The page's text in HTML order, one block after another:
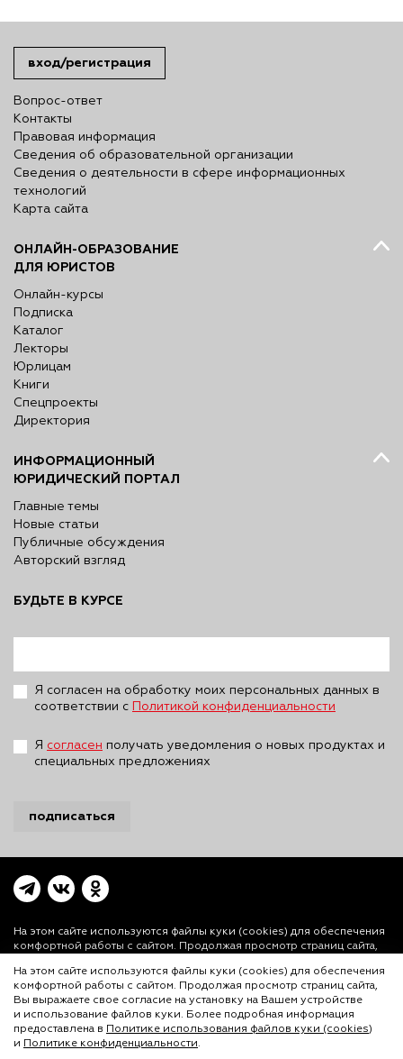
вход/регистрация
Вопрос-ответ
Контакты
Правовая информация
Сведения об образовательной организации
Сведения о деятельности в сфере информационных
технологий
Карта сайта
ОНЛАЙН-ОБРАЗОВАНИЕ
ДЛЯ ЮРИСТОВ
Онлайн-курсы
Подписка
Каталог
Лекторы
Юрлицам
Книги
Спецпроекты
Директория
ИНФОРМАЦИОННЫЙ
ЮРИДИЧЕСКИЙ ПОРТАЛ
Главные темы
Новые статьи
Публичные обсуждения
Авторский взгляд
БУДЬТЕ В КУРСЕ
Я согласен на обработку моих персональных данных в
соответствии с
Политикой конфиденциальности
Я согласен получать уведомления о новых продуктах и
специальных предложениях
подписаться
На этом сайте используются файлы куки (cookies) для обеспечения
комфортной работы с сайтом. Продолжая просмотр страниц сайта,
использование файлов куки. Более подробная информация
предоставлена вПолитике использования файлов куки (cookies)и
Политике конфиденциальности.
© ООО «Лигал Академия» 2016-2026.
На этом сайте используются файлы куки (cookies) для обеспечения
комфортной работы с сайтом. Продолжая просмотр страниц сайта,
Вы выражаете свое согласие на установку на Вашем устройстве
и использование файлов куки. Более подробная информация
предоставлена в Политике использования файлов куки (cookies)
и Политике конфиденциальности.